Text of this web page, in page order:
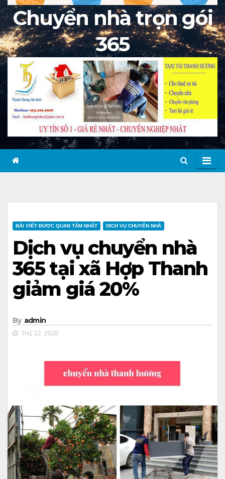
Chuyển nhà trọn gói
365
BÀI VIẾT ĐƯỢC QUAN TÂM NHẤT DỊCH VỤ CHUYỂN NHÀ
Dịch vụ chuyển nhà
365 tại xã Hợp Thanh
giảm giá 20%
By admin
TH2 12, 2020